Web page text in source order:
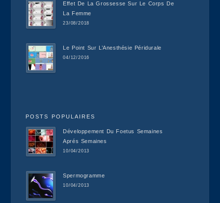
Effet De La Grossesse Sur Le Corps De
La Femme
23/08/2018
Le Point Sur L’Anesthésie Péridurale
04/12/2016
POSTS POPULAIRES
Développement Du Foetus Semaines
Aprés Semaines
10/04/2013
Spermogramme
10/04/2013